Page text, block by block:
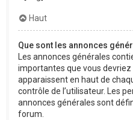
Haut
Que sont les annonces
Les annonces générales
importantes que vous devriez
apparaissent en haut de
contrôle de l’utilisateur. Les
annonces générales sont
forum.